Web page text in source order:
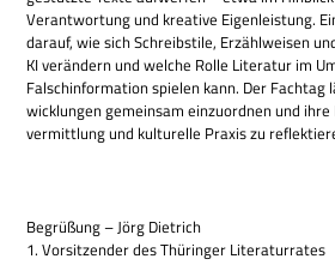
Ver­ant­wor­tung und krea­tive Eigen­lei­stung.
dar­auf, wie sich Schreib­stile, Erzähl­wei­sen
KI ver­än­dern und wel­che Rolle Lite­ra­tur im
Falsch­in­for­ma­tion spie­len kann. Der
wick­lun­gen gemein­sam ein­zu­ord­nen und
ver­mitt­lung und kul­tu­relle Pra­xis zu
Begrü­ßung – Jörg Dietrich
1. Vor­sit­zen­der des Thü­rin­ger Literaturrates